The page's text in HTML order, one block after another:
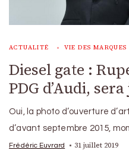
ACTUALITÉ VIE DES MARQUES
Diesel gate :
PDG d’Audi,
Oui, la photo d’ouverture
d’avant septembre 2015,
Frédéric Euvrard 31 juillet 2019